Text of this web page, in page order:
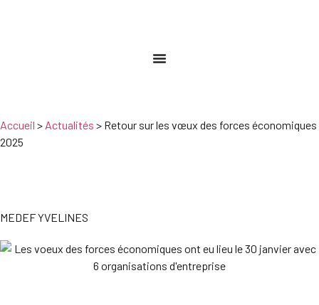
Accueil > Actualités > Retour sur les vœux des forces économiques
2025
MEDEF YVELINES